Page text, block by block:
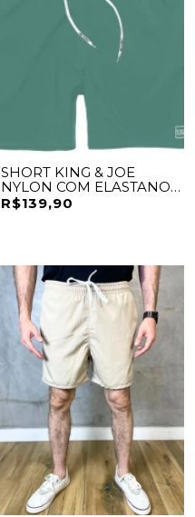
SHORT KING & JOE
NYLON COM ELASTANO
PRAIA
R$139,90